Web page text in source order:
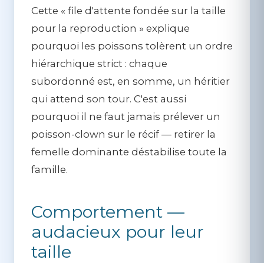
Cette « file d'attente fondée sur la taille
pour la reproduction » explique
pourquoi les poissons tolèrent un ordre
hiérarchique strict : chaque
subordonné est, en somme, un héritier
qui attend son tour. C'est aussi
pourquoi il ne faut jamais prélever un
poisson-clown sur le récif — retirer la
femelle dominante déstabilise toute la
famille.
Comportement —
audacieux pour leur
taille